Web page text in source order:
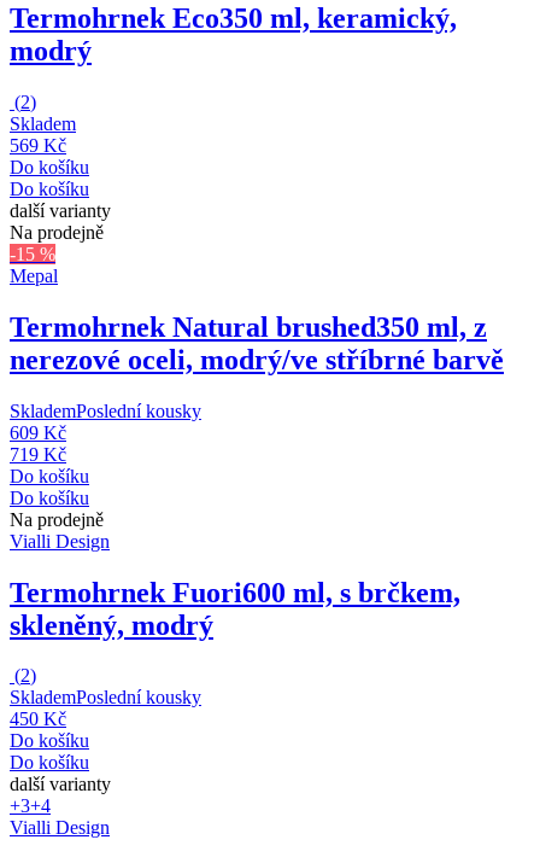
Termohrnek Eco350 ml, keramický,
modrý
(2)
Skladem
569 Kč
Do košíku
Do košíku
další varianty
Na prodejně
-15 %
Mepal
Termohrnek Natural brushed350 ml, z
nerezové oceli, modrý/ve stříbrné barvě
SklademPoslední kousky
609 Kč
719 Kč
Do košíku
Do košíku
Na prodejně
Vialli Design
Termohrnek Fuori600 ml, s brčkem,
skleněný, modrý
(2)
SklademPoslední kousky
450 Kč
Do košíku
Do košíku
další varianty
+3+4
Vialli Design